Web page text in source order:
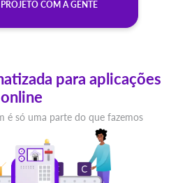
COM A GENTE
para aplicações
online
é só uma parte do que fazemos